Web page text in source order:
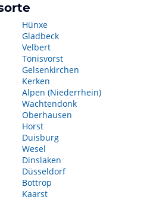
Hünxe
Gladbeck
Velbert
Tönisvorst
Gelsenkirchen
Kerken
Alpen (Niederrhein)
Wachtendonk
Oberhausen
Horst
Duisburg
Wesel
Dinslaken
Düsseldorf
Bottrop
Kaarst